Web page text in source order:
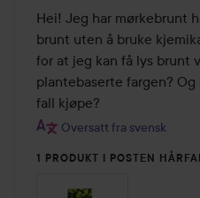
Hei! Jeg har mørkebrunt
brunt uten å bruke
for at jeg kan få lys brunt
plantebaserte fargen?
fall kjøpe?
Oversatt fra svensk
1 PRODUKT I POSTEN